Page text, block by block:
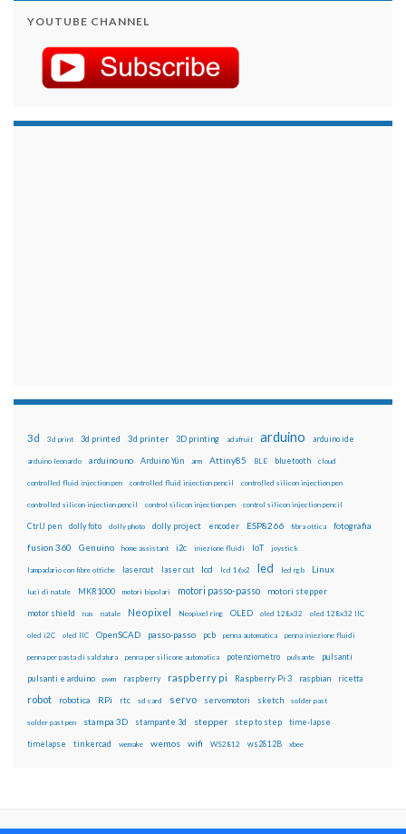
YOUTUBE CHANNEL
3d 3d print 3d printed 3d printer 3D printing adafruit arduino arduino ide
arduino leonardo arduino uno Arduino Yún arm Attiny85 BLE bluetooth cloud
controlled fluid injection pen controlled fluid injection pencil controlled silicon injection pen
controlled silicon injection pencil control silicon injection pen control silicon injection pencil
CtrlJ pen dolly foto dolly photo dolly project encoder ESP8266 fibra ottica fotografia
fusion 360 Genuino home assistant i2c iniezione fluidi IoT joystick
lampadario con fibre ottiche lasercut laser cut lcd lcd 16x2 led led rgb Linux
luci di natale MKR1000 motori bipolari motori passo-passo motori stepper
motor shield nas natale Neopixel Neopixel ring OLED oled 128x32 oled 128x32 IIC
oled i2C oled IIC OpenSCAD passo-passo pcb penna automatica penna iniezione fluidi
penna per pasta di saldatura penna per silicone automatica potenziometro pulsante pulsanti
pulsanti e arduino pwm raspberry raspberry pi Raspberry Pi 3 raspbian ricetta
robot robotica RPi rtc sd card servo servomotori sketch solder past
solder past pen stampa 3D stampante 3d stepper step to step time-lapse
timelapse tinkercad wemake wemos wifi WS2812 ws2812B xbee